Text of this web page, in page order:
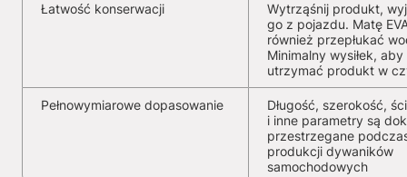
Łatwość konserwacji
Wytrząśnij produkt,
go z pojazdu. Matę
również przepłukać
Minimalny wysiłek, aby
utrzymać produkt w
Pełnowymiarowe dopasowanie
Długość, szerokość,
i inne parametry są
przestrzegane
produkcji dywaników
samochodowych